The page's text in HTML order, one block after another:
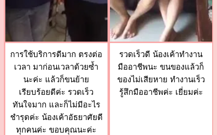
การใช้บริการดีมาก ตรงต่อ
เวลา มาก่อนเวลาด้วยซ้ำ
นะค่ะ แล้วก็ขนย้าย
เรียบร้อยดีค่ะ รวดเร็ว
ทันใจมาก และก็ไม่มีอะไร
ชำรุดค่ะ น้องเค้าอัธยาศัยดี
ทุกคนค่ะ ขอบคุณนะค่ะ
รวดเร็วดี น้องเค้าทำงาน
มืออาชีพนะ ขนของแล้วก็
ของไม่เสียหาย ทำงานเร็ว
รู้สึกมืออาชีพค่ะ เยี่ยมค่ะ